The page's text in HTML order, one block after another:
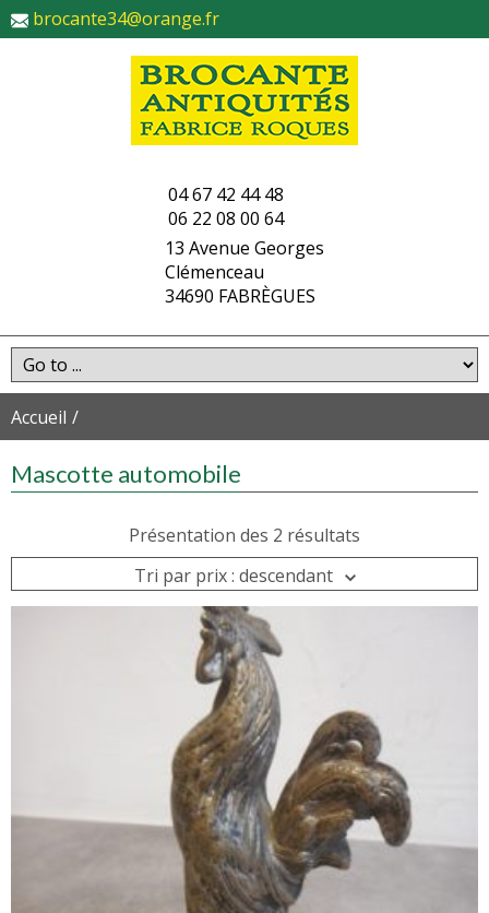
brocante34@orange.fr
04 67 42 44 48
06 22 08 00 64
13 Avenue Georges
Clémenceau
34690 FABRÈGUES
Accueil
Mascotte automobile
Présentation des 2 résultats
Tri par prix : descendant